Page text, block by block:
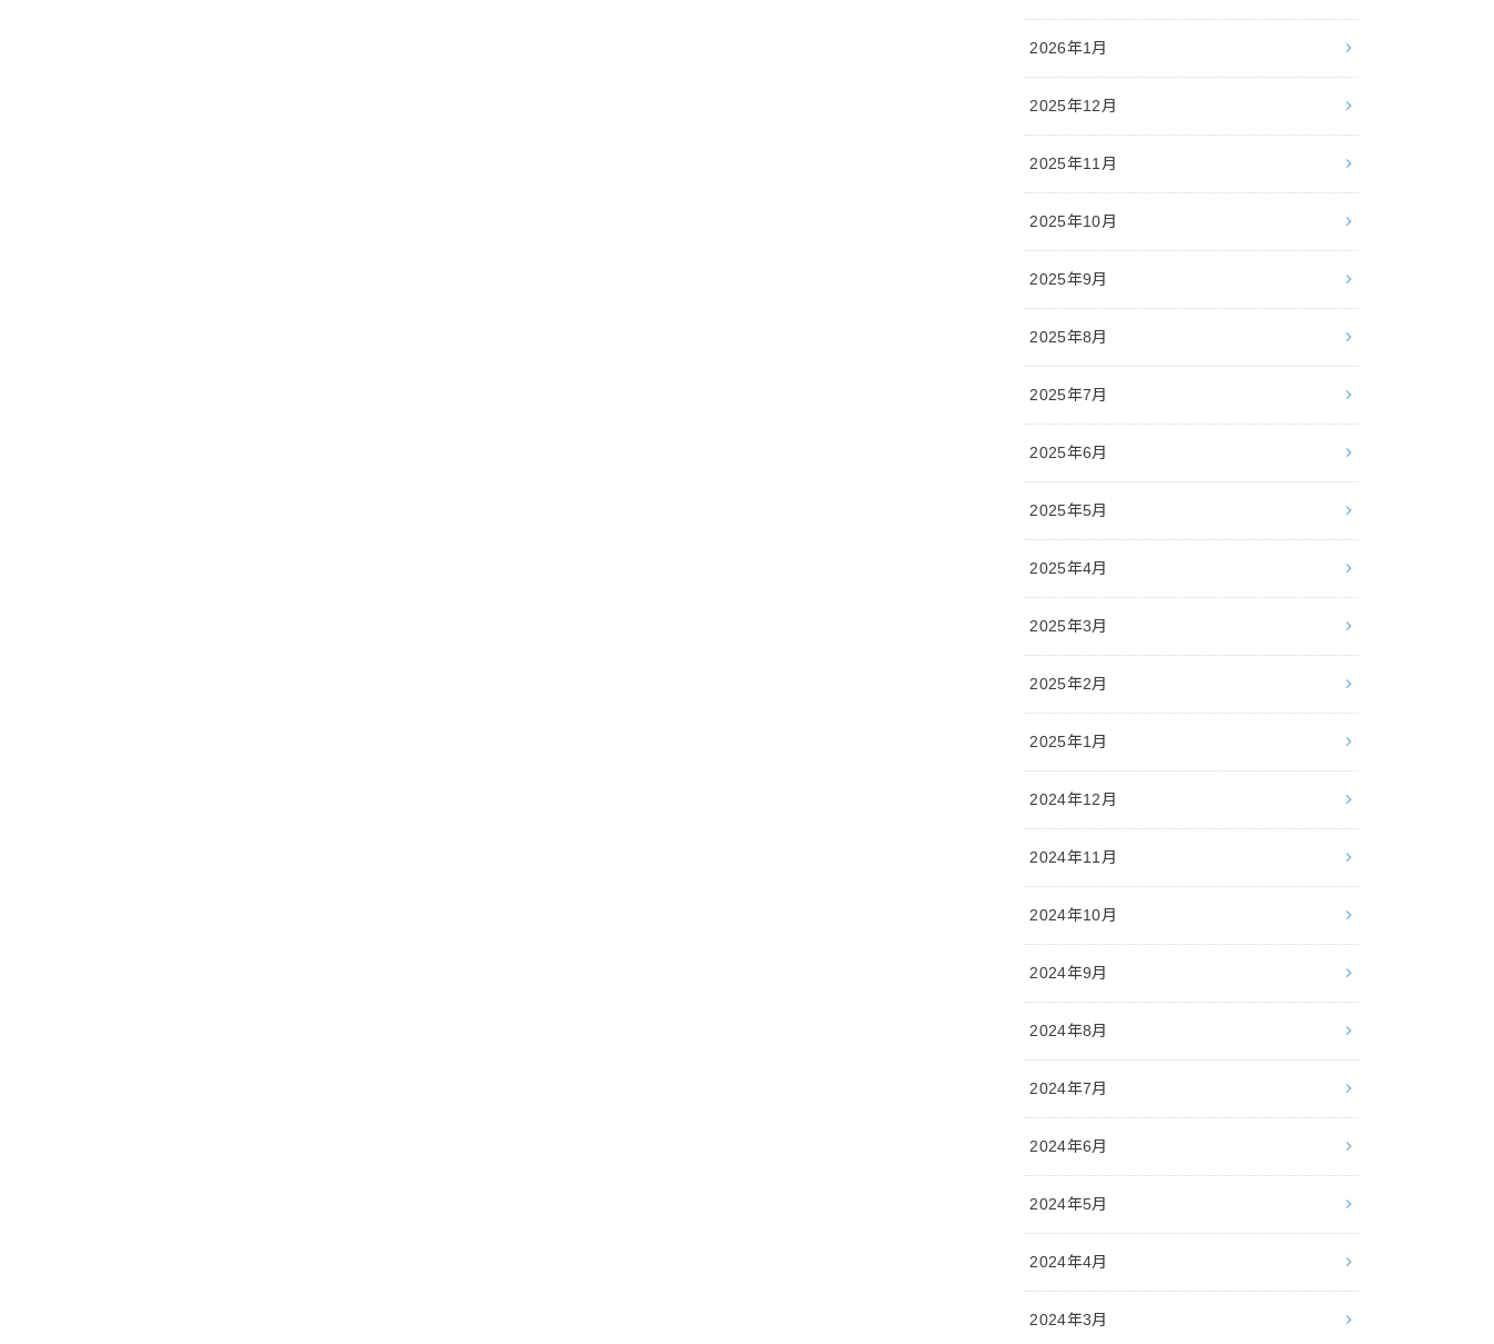
2026年1月
2025年12月
2025年11月
2025年10月
2025年9月
2025年8月
2025年7月
2025年6月
2025年5月
2025年4月
2025年3月
2025年2月
2025年1月
2024年12月
2024年11月
2024年10月
2024年9月
2024年8月
2024年7月
2024年6月
2024年5月
2024年4月
2024年3月